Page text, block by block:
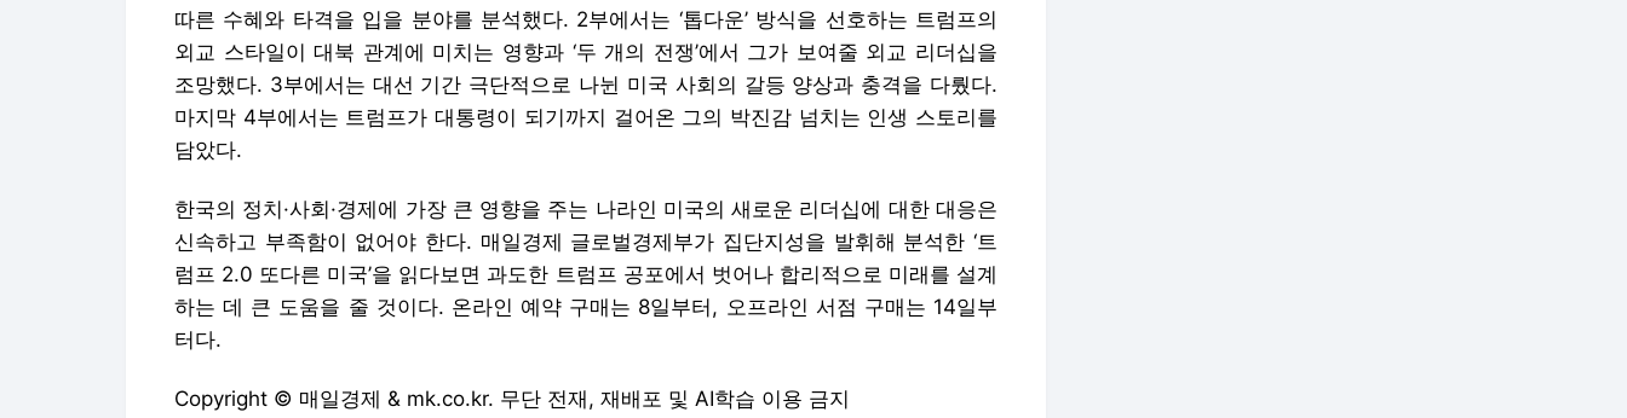
따른 수혜와 타격을 입을 분야를 분석했다. 2부에서는 ‘톱다운’ 방식을 선호하는 트럼프의
외교 스타일이 대북 관계에 미치는 영향과 ‘두 개의 전쟁’에서 그가 보여줄 외교 리더십을
조망했다. 3부에서는 대선 기간 극단적으로 나뉜 미국 사회의 갈등 양상과 충격을 다뤘다.
마지막 4부에서는 트럼프가 대통령이 되기까지 걸어온 그의 박진감 넘치는 인생 스토리를
담았다.
한국의 정치·사회·경제에 가장 큰 영향을 주는 나라인 미국의 새로운 리더십에 대한 대응은
신속하고 부족함이 없어야 한다. 매일경제 글로벌경제부가 집단지성을 발휘해 분석한 ‘트
럼프 2.0 또다른 미국’을 읽다보면 과도한 트럼프 공포에서 벗어나 합리적으로 미래를 설계
하는 데 큰 도움을 줄 것이다. 온라인 예약 구매는 8일부터, 오프라인 서점 구매는 14일부
터다.
Copyright © 매일경제 & mk.co.kr. 무단 전재, 재배포 및 AI학습 이용 금지